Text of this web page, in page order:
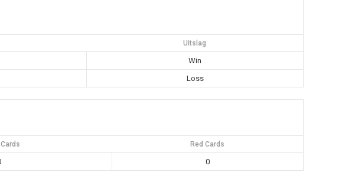
Uitslag
Win
Loss
Red Cards
0